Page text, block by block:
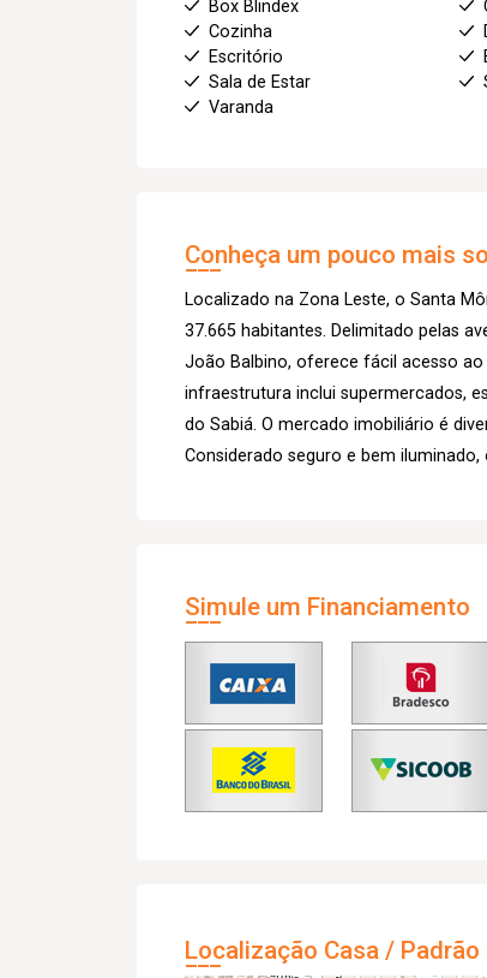
Box Blindex
Cozinha
Escritório
Sala de Estar
Varanda
Conheça um pouco mais
Localizado na Zona Leste, o Santa
37.665 habitantes. Delimitado pelas
João Balbino, oferece fácil acesso ao
infraestrutura inclui supermercados,
do Sabiá. O mercado imobiliário é
Considerado seguro e bem
Simule um Financiamento
Localização Casa / Padrão